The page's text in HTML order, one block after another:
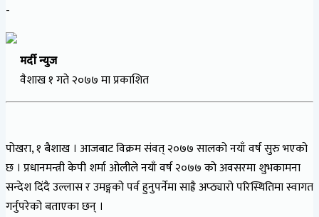
-
मर्दी न्युज
वैशाख १ गते २०७७ मा प्रकाशित
पोखरा, १ बैशाख । आजबाट विक्रम संवत् २०७७ सालको नयाँ वर्ष सुरु भएको
छ । प्रधानमन्त्री केपी शर्मा ओलीले नयाँ वर्ष २०७७ को अवसरमा शुभकामना
सन्देश दिंदै उल्लास र उमङ्गको पर्व हुनुपर्नेमा साह्रै अप्ठ्यारो परिस्थितिमा स्वागत
गर्नुपरेको बताएका छन् ।